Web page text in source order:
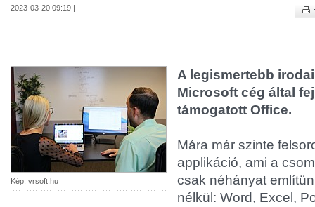
2023-03-20 09:19 |
Kép: vrsoft.hu
A legismertebb
Microsoft cég által
támogatott Office.
Mára már szinte
applikáció, ami a
csak néhányat
nélkül: Word, Excel,